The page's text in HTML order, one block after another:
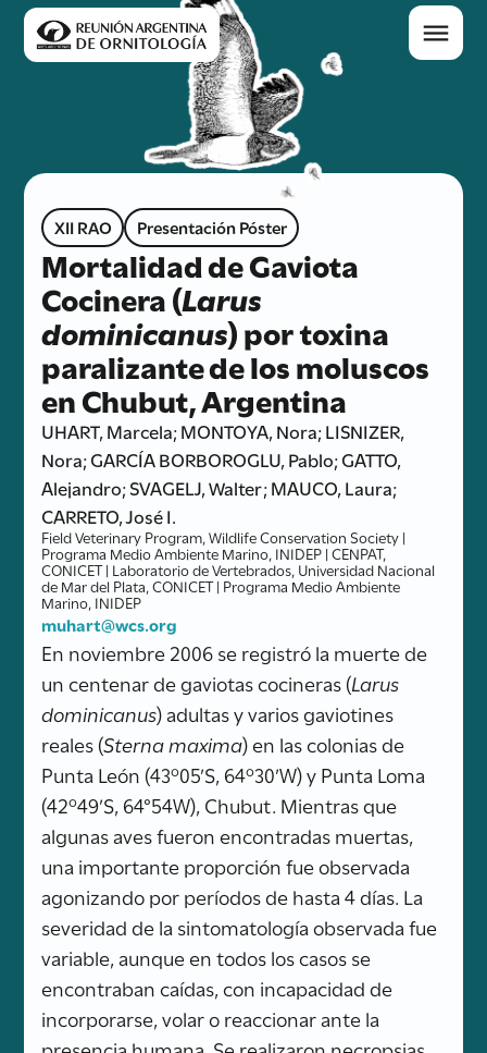
XII RAO Presentación Póster
Mortalidad de Gaviota
Cocinera (Larus
dominicanus) por toxina
paralizante de los moluscos
en Chubut, Argentina
UHART, Marcela; MONTOYA, Nora; LISNIZER,
Nora; GARCÍA BORBOROGLU, Pablo; GATTO,
Alejandro; SVAGELJ, Walter; MAUCO, Laura;
CARRETO, José I.
Field Veterinary Program, Wildlife Conservation Society |
Programa Medio Ambiente Marino, INIDEP | CENPAT,
CONICET | Laboratorio de Vertebrados, Universidad Nacional
de Mar del Plata, CONICET | Programa Medio Ambiente
Marino, INIDEP
muhart@wcs.org
En noviembre 2006 se registró la muerte de
un centenar de gaviotas cocineras (Larus
dominicanus) adultas y varios gaviotines
reales (Sterna maxima) en las colonias de
Punta León (43º05’S, 64º30’W) y Punta Loma
(42º49’S, 64°54W), Chubut. Mientras que
algunas aves fueron encontradas muertas,
una importante proporción fue observada
agonizando por períodos de hasta 4 días. La
severidad de la sintomatología observada fue
variable, aunque en todos los casos se
encontraban caídas, con incapacidad de
incorporarse, volar o reaccionar ante la